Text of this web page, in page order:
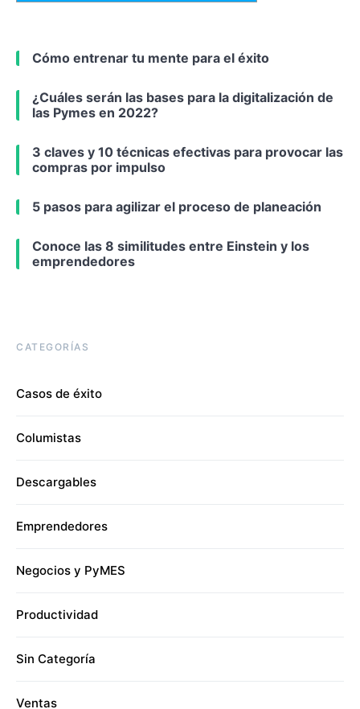
Cómo entrenar tu mente para el éxito
¿Cuáles serán las bases para la digitalización de
las Pymes en 2022?
3 claves y 10 técnicas efectivas para provocar las
compras por impulso
5 pasos para agilizar el proceso de planeación
Conoce las 8 similitudes entre Einstein y los
emprendedores
CATEGORÍAS
Casos de éxito
Columistas
Descargables
Emprendedores
Negocios y PyMES
Productividad
Sin Categoría
Ventas